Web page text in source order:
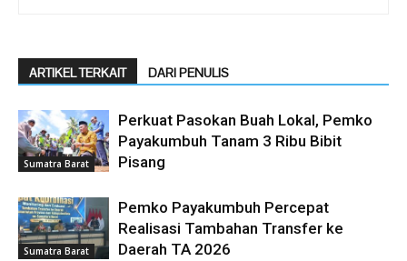
ARTIKEL TERKAIT DARI PENULIS
Sumatra Barat
Perkuat Pasokan Buah Lokal, Pemko
Payakumbuh Tanam 3 Ribu Bibit
Pisang
Sumatra Barat
Pemko Payakumbuh Percepat
Realisasi Tambahan Transfer ke
Daerah TA 2026